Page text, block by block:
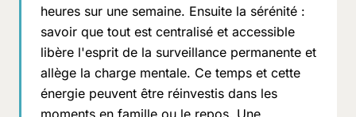
heures sur une semaine. Ensuite la sérénité :
savoir que tout est centralisé et accessible
libère l'esprit de la surveillance permanente et
allège la charge mentale. Ce temps et cette
énergie peuvent être réinvestis dans les